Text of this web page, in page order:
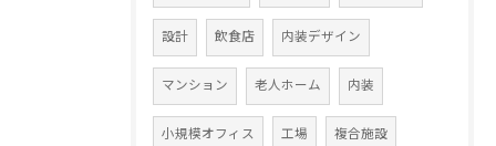
設計 飲食店 内装デザイン
マンション 老人ホーム 内装
小規模オフィス 工場 複合施設